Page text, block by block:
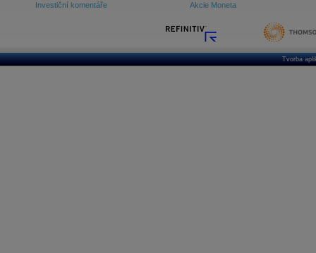
Investiční komentáře
Akcie Moneta
Tvorba